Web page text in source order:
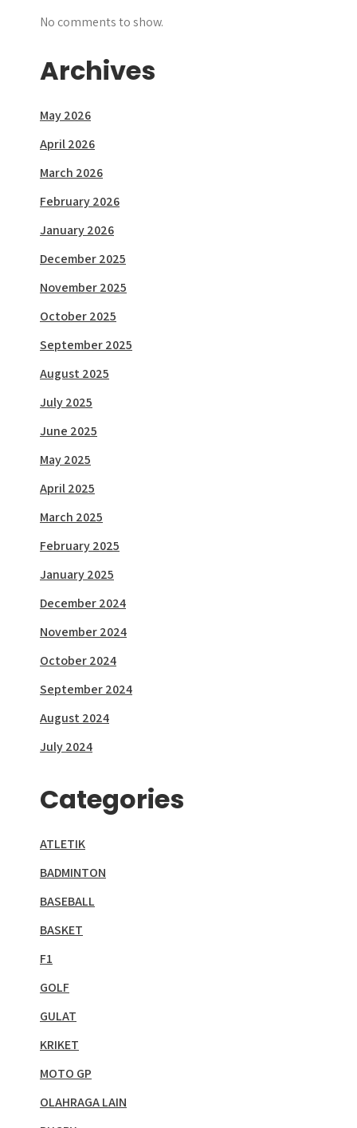
No comments to show.
Archives
May 2026
April 2026
March 2026
February 2026
January 2026
December 2025
November 2025
October 2025
September 2025
August 2025
July 2025
June 2025
May 2025
April 2025
March 2025
February 2025
January 2025
December 2024
November 2024
October 2024
September 2024
August 2024
July 2024
Categories
ATLETIK
BADMINTON
BASEBALL
BASKET
F1
GOLF
GULAT
KRIKET
MOTO GP
OLAHRAGA LAIN